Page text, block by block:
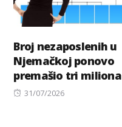
Broj nezaposlenih u
Njemačkoj ponovo
premašio tri miliona
Posted
31/07/2026